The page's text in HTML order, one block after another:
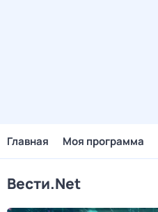
Главная Моя программа
Вести.Net